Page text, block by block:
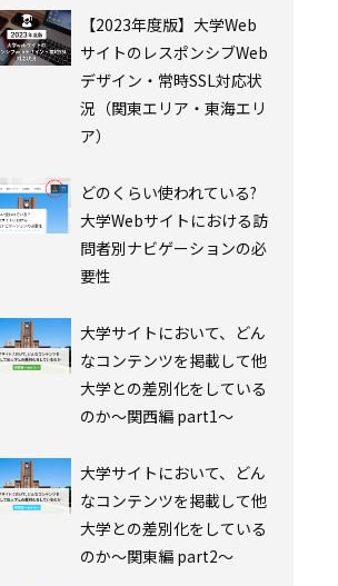
【2023年度版】大学Web
サイトのレスポンシブWeb
デザイン・常時SSL対応状
況（関東エリア・東海エリ
ア）
どのくらい使われている?
⼤学Webサイトにおける訪
問者別ナビゲーションの必
要性
⼤学サイトにおいて、どん
なコンテンツを掲載して他
⼤学との差別化をしている
のか〜関西編 part1〜
⼤学サイトにおいて、どん
なコンテンツを掲載して他
⼤学との差別化をしている
のか〜関東編 part2〜